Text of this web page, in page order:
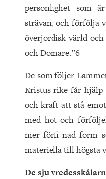
personlighet som
strävan, och förfölja
överjordisk värld
och Domare.”6
De som följer
Kristus rike får hjälp
och kraft att stå
med hot och
mer förfi nad form
materiella till högsta
De sju